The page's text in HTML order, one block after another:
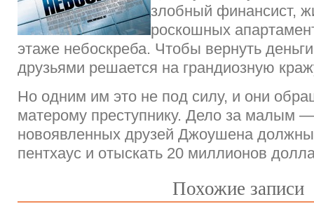
злобный финансист,
роскошных
этаже небоскреба. Чтобы вернуть
друзьями решается на грандиозную
Но одним им это не под силу, и они
матерому преступнику. Дело за малым
новоявленных друзей Джоушена
пентхаус и отыскать 20 миллионов
Похожие записи